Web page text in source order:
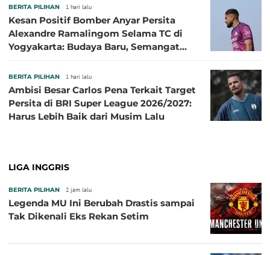
BERITA PILIHAN 1 hari lalu
Kesan Positif Bomber Anyar Persita
Alexandre Ramalingom Selama TC di
Yogyakarta: Budaya Baru, Semangat
BERITA PILIHAN 1 hari lalu
Ambisi Besar Carlos Pena Terkait Target
Persita di BRI Super League 2026/2027:
Harus Lebih Baik dari Musim Lalu
LIGA INGGRIS
BERITA PILIHAN 2 jam lalu
Legenda MU Ini Berubah Drastis sampai
Tak Dikenali Eks Rekan Setim